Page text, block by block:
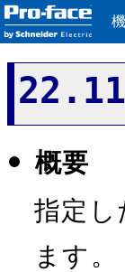
概要
指定
ます。